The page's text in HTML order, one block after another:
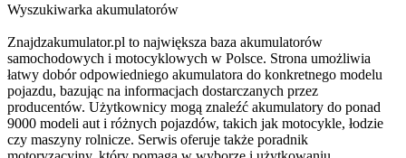
Wyszukiwarka akumulatorów
Znajdzakumulator.pl to największa baza akumulatorów
samochodowych i motocyklowych w Polsce. Strona umożliwia
łatwy dobór odpowiedniego akumulatora do konkretnego modelu
pojazdu, bazując na informacjach dostarczanych przez
producentów. Użytkownicy mogą znaleźć akumulatory do ponad
9000 modeli aut i różnych pojazdów, takich jak motocykle, łodzie
czy maszyny rolnicze. Serwis oferuje także poradnik